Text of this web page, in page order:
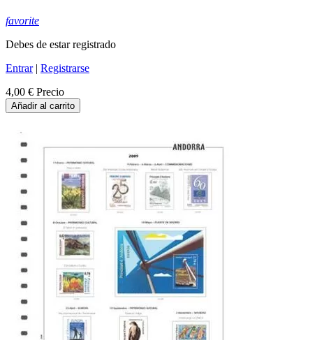
favorite
Debes de estar registrado
Entrar| Registrarse
4,00 € Precio
Añadir al carrito